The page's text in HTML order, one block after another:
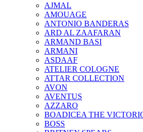
AJMAL
AMOUAGE
ANTONIO BANDERAS
ARD AL ZAAFARAN
ARMAND BASI
ARMANI
ASDAAF
ATELIER COLOGNE
ATTAR COLLECTION
AVON
AVENTUS
AZZARO
BOADICEA THE
BOSS